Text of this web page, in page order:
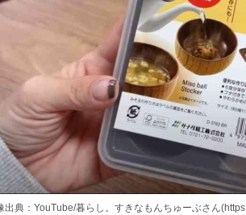
出典：YouTube/暮らし。すきなもんちゅーぶさん